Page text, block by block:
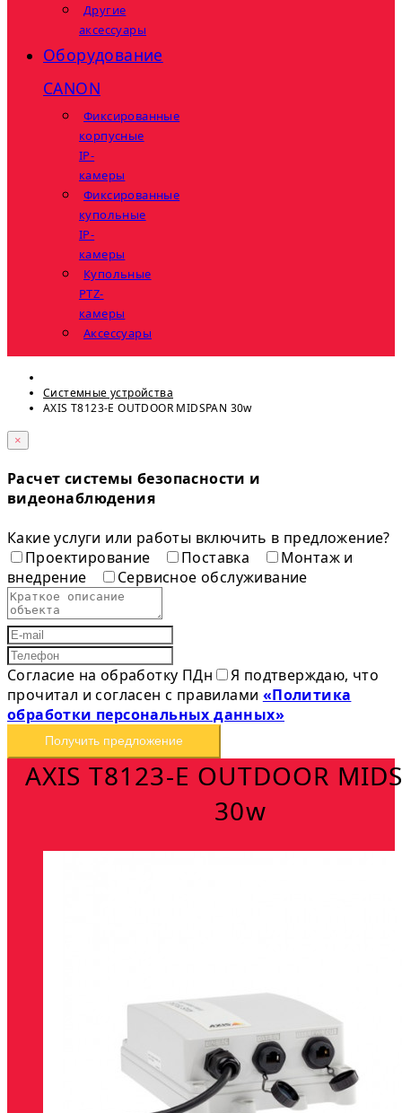
Другие
аксессуары
Оборудование
CANON
Фиксированные
корпусные
IP-
камеры
Фиксированные
купольные
IP-
камеры
Купольные
PTZ-
камеры
Аксессуары
Системные устройства
AXIS T8123-E OUTDOOR MIDSPAN 30w
×
Расчет системы безопасности и
видеонаблюдения
Какие услуги или работы включить в предложение?
Проектирование
Поставка
Монтаж и
внедрение
Сервисное обслуживание
Согласие на обработку ПДн
Я подтверждаю, что
прочитал и согласен с правилами «Политика
обработки персональных данных»
Получить предложение
AXIS T8123-E OUTDOOR
30w